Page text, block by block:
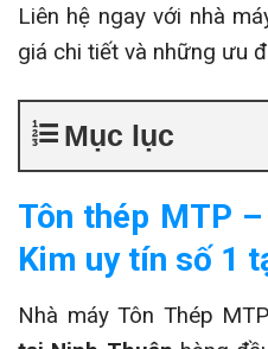
Liên hệ ngay với nhà
giá chi tiết và những ưu
Mục lục
Tôn thép MTP
Kim uy tín số 1
Nhà máy Tôn Thép